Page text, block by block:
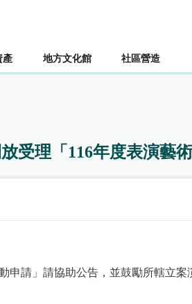
產 地方文化館 社區營造
受理「116年度表演藝術
申請」請協助公告，並鼓勵所轄立案